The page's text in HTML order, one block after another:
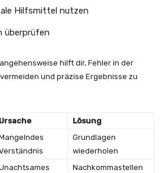
Hilfsmittel nutzen
überprüfen
hilft dir, Fehler in der
und präzise Ergebnisse zu
Ursache
Lösung
Grundlagen
wiederholen
Nachkommastellen